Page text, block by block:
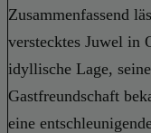
Zusammenfassend
verstecktes Juwel in
idyllische Lage,
Gastfreundschaft
eine